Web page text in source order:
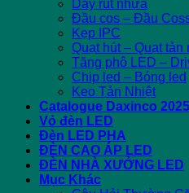
Dây rút nhựa
Đầu cos – Đầu
Kẹp IPC
Quạt hút – Quạt tản
Tăng phô LED –
Chip led – Bóng led
Keo Tản Nhiệt
Catalogue Daxinco 2025
Vỏ đèn LED
Đèn LED PHA
ĐÈN CAO ÁP LED
ĐÈN NHÀ XƯỞNG LED
Mục Khác